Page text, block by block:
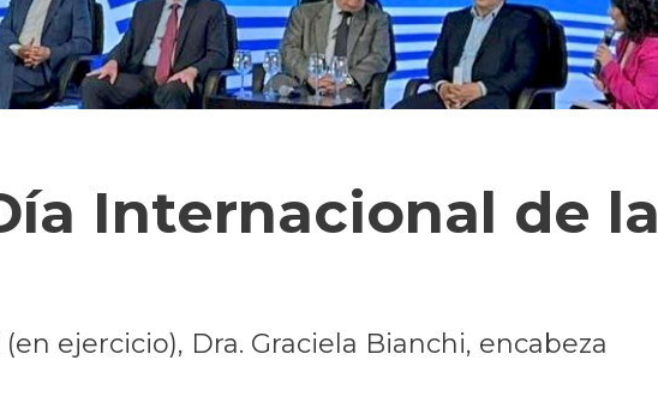
Internacional de la
ejercicio), Dra. Graciela Bianchi, encabeza